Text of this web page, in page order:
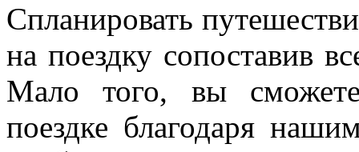
Спланировать
на поездку сопоставив
Мало того, вы сможете
поездке благодаря